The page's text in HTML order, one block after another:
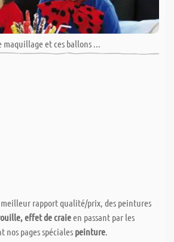
et ces ballons ...
meilleur rapport qualité/prix, des peintures
effet de craieen passant par les
nos pages spéciales peinture